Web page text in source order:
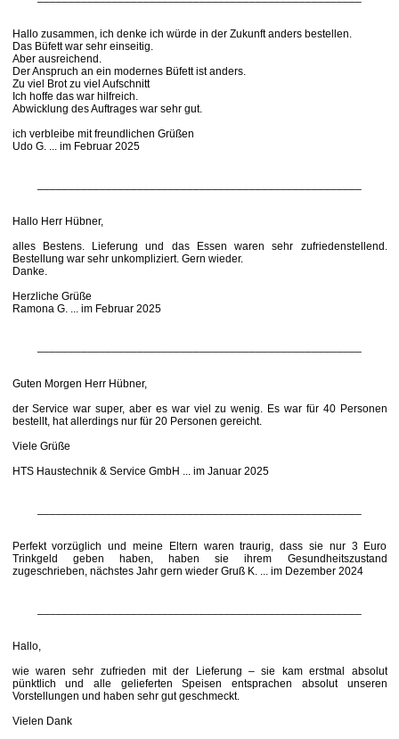
Hallo zusammen, ich denke ich würde in der Zukunft anders bestellen.
Das Büfett war sehr einseitig.
Aber ausreichend.
Der Anspruch an ein modernes Büfett ist anders.
Zu viel Brot zu viel Aufschnitt
Ich hoffe das war hilfreich.
Abwicklung des Auftrages war sehr gut.
ich verbleibe mit freundlichen Grüßen
Udo G. ... im Februar 2025
Hallo Herr Hübner,
alles Bestens. Lieferung und das Essen waren sehr zufriedenstellend.
Bestellung war sehr unkompliziert. Gern wieder.
Danke.
Herzliche Grüße
Ramona G. ... im Februar 2025
Guten Morgen Herr Hübner,
der Service war super, aber es war viel zu wenig. Es war für 40 Personen
bestellt, hat allerdings nur für 20 Personen gereicht.
Viele Grüße
HTS Haustechnik & Service GmbH ... im Januar 2025
Perfekt vorzüglich und meine Eltern waren traurig, dass sie nur 3 Euro
Trinkgeld geben haben, haben sie ihrem Gesundheitszustand
zugeschrieben, nächstes Jahr gern wieder Gruß K. ... im Dezember 2024
Hallo,
wie waren sehr zufrieden mit der Lieferung – sie kam erstmal absolut
pünktlich und alle gelieferten Speisen entsprachen absolut unseren
Vorstellungen und haben sehr gut geschmeckt.
Vielen Dank